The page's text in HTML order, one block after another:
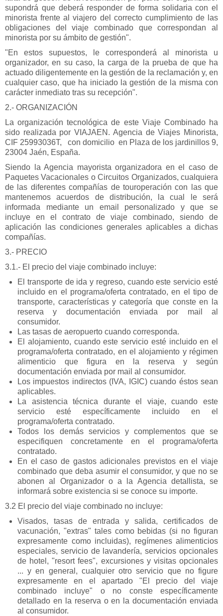
supondrá que deberá responder de forma solidaria con el
minorista frente al viajero del correcto cumplimiento de las
obligaciones del viaje combinado que correspondan al
minorista por su ámbito de gestión".
"En estos supuestos, le corresponderá al minorista u
organizador, en su caso, la carga de la prueba de que ha
actuado diligentemente en la gestión de la reclamación y, en
cualquier caso, que ha iniciado la gestión de la misma con
carácter inmediato tras su recepción".
2.- ORGANIZACIÓN
La organización tecnológica de este Viaje Combinado ha
sido realizada por VIAJAEN. Agencia de Viajes Minorista,
CIF 25993036T, con domicilio en Plaza de los jardinillos 9,
23004 Jaén, España.
Siendo la Agencia mayorista organizadora en el caso de
Paquetes Vacacionales o Circuitos Organizados, cualquiera
de las diferentes compañías de touroperación con las que
mantenemos acuerdos de distribución, la cual le será
informada mediante un email personalizado y que se
incluye en el contrato de viaje combinado, siendo de
aplicación las condiciones generales aplicables a dichas
compañías.
3.- PRECIO
3.1.- El precio del viaje combinado incluye:
El transporte de ida y regreso, cuando este servicio esté
incluido en el programa/oferta contratado, en el tipo de
transporte, características y categoría que conste en la
reserva y documentación enviada por mail al
consumidor.
Las tasas de aeropuerto cuando corresponda.
El alojamiento, cuando este servicio esté incluido en el
programa/oferta contratado, en el alojamiento y régimen
alimenticio que figura en la reserva y según
documentación enviada por mail al consumidor.
Los impuestos indirectos (IVA, IGIC) cuando éstos sean
aplicables.
La asistencia técnica durante el viaje, cuando este
servicio esté específicamente incluido en el
programa/oferta contratado.
Todos los demás servicios y complementos que se
especifiquen concretamente en el programa/oferta
contratado.
En el caso de gastos adicionales previstos en el viaje
combinado que deba asumir el consumidor, y que no se
abonen al Organizador o a la Agencia detallista, se
informará sobre existencia si se conoce su importe.
3.2 El precio del viaje combinado no incluye:
Visados, tasas de entrada y salida, certificados de
vacunación, "extras" tales como bebidas (si no figuran
expresamente como incluidas), regímenes alimenticios
especiales, servicio de lavandería, servicios opcionales
de hotel, "resort fees", excursiones y visitas opcionales
... y en general, cualquier otro servicio que no figure
expresamente en el apartado "El precio del viaje
combinado incluye" o no conste específicamente
detallado en la reserva o en la documentación enviada
al consumidor.